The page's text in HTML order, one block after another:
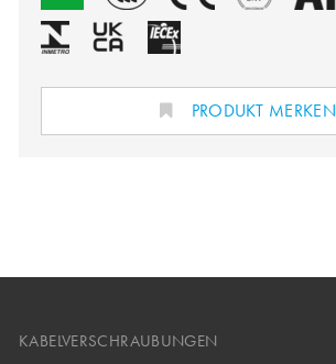
PRODUKT MERKEN
KABELVERSCHRAUBUNGEN